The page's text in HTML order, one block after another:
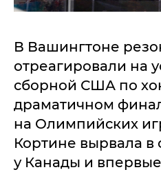
В Вашингтоне
отреагировали на
сборной США по
драматичном
на Олимпийских
Кортине вырвала в
у Канады и впервые